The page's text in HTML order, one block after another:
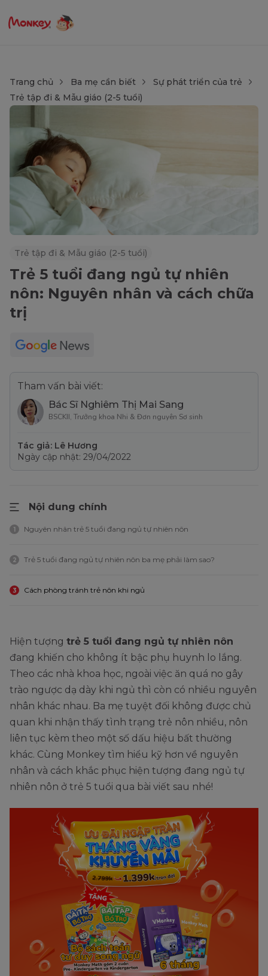
Trang chủ Ba mẹ cần biết
Sự phát triển của trẻ
Trẻ tập đi & Mẫu giáo (2-5 tuổi)
Trẻ tập đi & Mẫu giáo (2-5 tuổi)
Trẻ 5 tuổi đang ngủ tự nhiên
nôn: Nguyên nhân và cách chữa
trị
Tham vấn bài viết:
Bác Sĩ Nghiêm Thị Mai Sang
BSCKII, Trưởng khoa Nhi & Đơn nguyên Sơ sinh
Tác giả: Lê Hương
Ngày cập nhật: 29/04/2022
Nội dung chính
1 Nguyên nhân trẻ 5 tuổi đang ngủ tự nhiên nôn
2 Trẻ 5 tuổi đang ngủ tự nhiên nôn ba mẹ phải làm sao?
3 Cách phòng tránh trẻ nôn khi ngủ
Hiện tượng trẻ 5 tuổi đang ngủ tự nhiên nôn
đang khiến cho không ít bậc phụ huynh lo lắng.
Theo các nhà khoa học, ngoài việc ăn quá no gây
trào ngược dạ dày khi ngủ thì còn có nhiều nguyên
nhân khác nhau. Ba mẹ tuyệt đối không được chủ
quan khi nhận thấy tình trạng trẻ nôn nhiều, nôn
liên tục kèm theo một số dấu hiệu bất thường
khác. Cùng Monkey tìm hiểu kỹ hơn về nguyên
nhân và cách khắc phục hiện tượng đang ngủ tự
nhiên nôn ở trẻ 5 tuổi qua bài viết sau nhé!